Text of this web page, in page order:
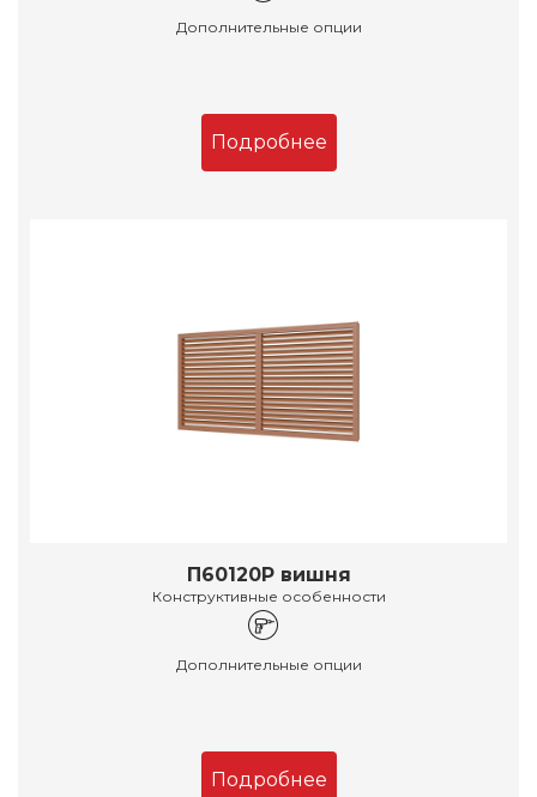
Дополнительные опции
Подробнее
П60120Р вишня
Конструктивные особенности
Дополнительные опции
Подробнее